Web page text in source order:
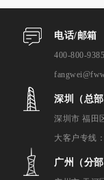
实
业。”
电话/邮箱
400-800-
深圳（总部
深圳市 福田
大客户专线
广州（分部